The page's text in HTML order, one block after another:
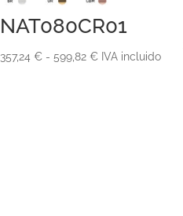
NAT080CR01
357,24 € - 599,82 €Rango
IVA incluido